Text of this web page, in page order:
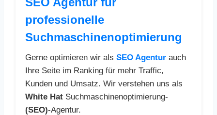
professionelle
Suchmaschinenoptimierung
Gerne optimieren wir als SEO Agentur auch
Ihre Seite im Ranking für mehr Traffic,
Kunden und Umsatz. Wir verstehen uns als
White Hat Suchmaschinenoptimierung-
(SEO)-Agentur.